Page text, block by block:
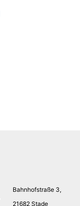
Bahnhofstraße 3,
21682 Stade